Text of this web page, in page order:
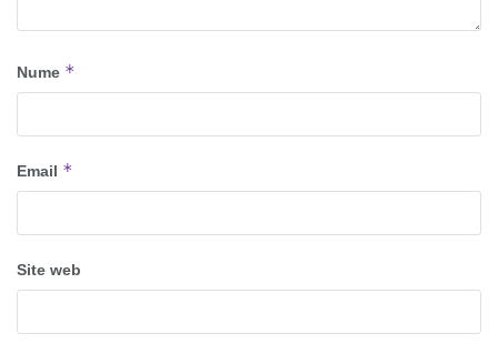
Nume *
Email *
Site web